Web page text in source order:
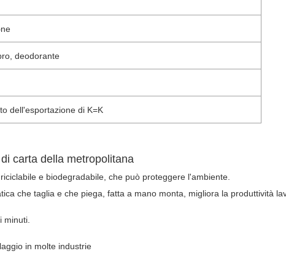
deodorante
dell'esportazione di K=K
carta della metropolitana
e biodegradabile, che può proteggere l'ambiente.
che taglia e che piega, fatta a mano monta, migliora la produttività
minuti.
in molte industrie